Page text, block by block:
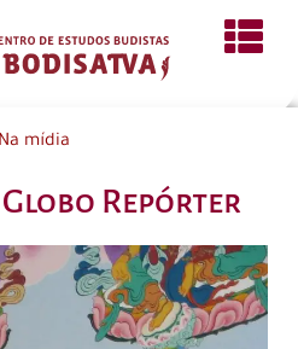
Na mídia
Repórter